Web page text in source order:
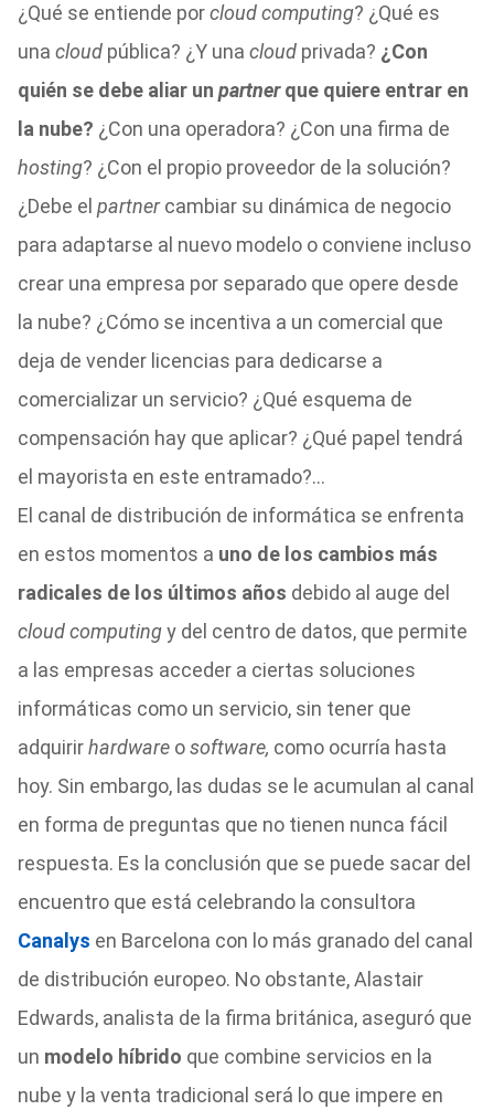
¿Qué se entiende porcloud computing? ¿Qué es
una cloudpública? ¿Y una cloudprivada? ¿Con
quién se debe aliar un partnerque quiere entrar en
la nube? ¿Con una operadora? ¿Con una firma de
hosting? ¿Con el propio proveedor de la solución?
¿Debe el partnercambiar su dinámica de negocio
para adaptarse al nuevo modelo o conviene incluso
crear una empresa por separado que opere desde
la nube? ¿Cómo se incentiva a un comercial que
deja de vender licencias para dedicarse a
comercializar un servicio? ¿Qué esquema de
compensación hay que aplicar? ¿Qué papel tendrá
el mayorista en este entramado?…
El canal de distribución de informática se enfrenta
en estos momentos a uno de los cambios más
radicales de los últimos años debido al auge del
cloud computingy del centro de datos, que permite
a las empresas acceder a ciertas soluciones
informáticas como un servicio, sin tener que
adquirirhardwareosoftware, como ocurría hasta
hoy. Sin embargo, las dudas se le acumulan al canal
en forma de preguntas que no tienen nunca fácil
respuesta. Es la conclusión que se puede sacar del
encuentro que está celebrando la consultora
Canalys en Barcelona con lo más granado del canal
de distribución europeo. No obstante, Alastair
Edwards, analista de la firma británica, aseguró que
un modelo híbrido que combine servicios en la
nube y la venta tradicional será lo que impere en